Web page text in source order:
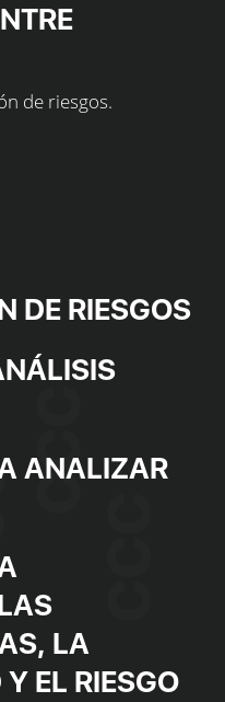
de riesgos.
DE RIESGOS
ANALIZAR
LA
EL RIESGO